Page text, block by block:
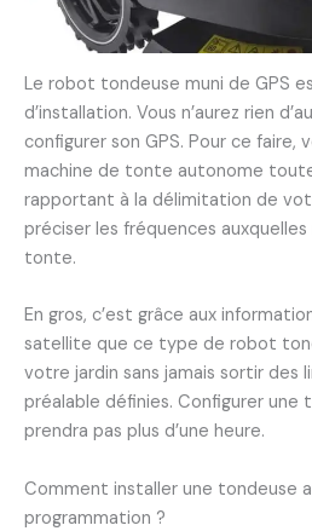
Le robot tondeuse muni de GPS
d’installation. Vous n’aurez rien
configurer son GPS. Pour ce faire,
machine de tonte autonome
rapportant à la délimitation de
préciser les fréquences
tonte.
En gros, c’est grâce aux
satellite que ce type de robot
votre jardin sans jamais sortir des
préalable définies. Configurer une
prendra pas plus d’une heure.
Comment installer une tondeuse
programmation ?